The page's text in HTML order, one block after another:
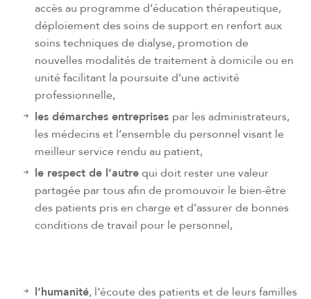
accès au programme d’éducation thérapeutique,
déploiement des soins de support en renfort aux
soins techniques de dialyse, promotion de
nouvelles modalités de traitement à domicile ou en
unité facilitant la poursuite d’une activité
professionnelle,
les démarches entreprises par les administrateurs,
les médecins et l’ensemble du personnel visant le
meilleur service rendu au patient,
le respect de l’autrequi doit rester une valeur
partagée par tous afin de promouvoir le bien-être
des patients pris en charge et d’assurer de bonnes
conditions de travail pour le personnel,
l’humanité, l’écoute des patients et de leurs familles